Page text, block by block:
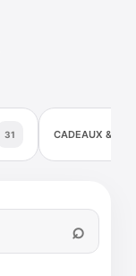
31 CADEAUX &
⌕